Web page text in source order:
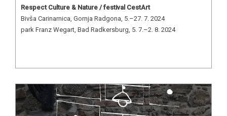
Respect Culture & Nature / festival CestArt
Bivša Carinarnica, Gornja Radgona, 5.–27. 7. 2024
park Franz Wegart, Bad Radkersburg, 5. 7.–2. 8. 2024